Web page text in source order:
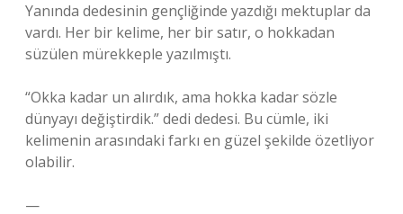
Yanında dedesinin gençliğinde yazdığı mektuplar da
vardı. Her bir kelime, her bir satır, o hokkadan
süzülen mürekkeple yazılmıştı.
“Okka kadar un alırdık, ama hokka kadar sözle
dünyayı değiştirdik.” dedi dedesi. Bu cümle, iki
kelimenin arasındaki farkı en güzel şekilde özetliyor
olabilir.
—